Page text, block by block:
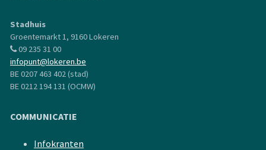
Stadhuis
Groentemarkt 1, 9160 Lokeren
09 235 31 00
infopunt@lokeren.be
BE 0207 463 402 (stad)
BE 0212 194 131 (OCMW)
COMMUNICATIE
Infokranten